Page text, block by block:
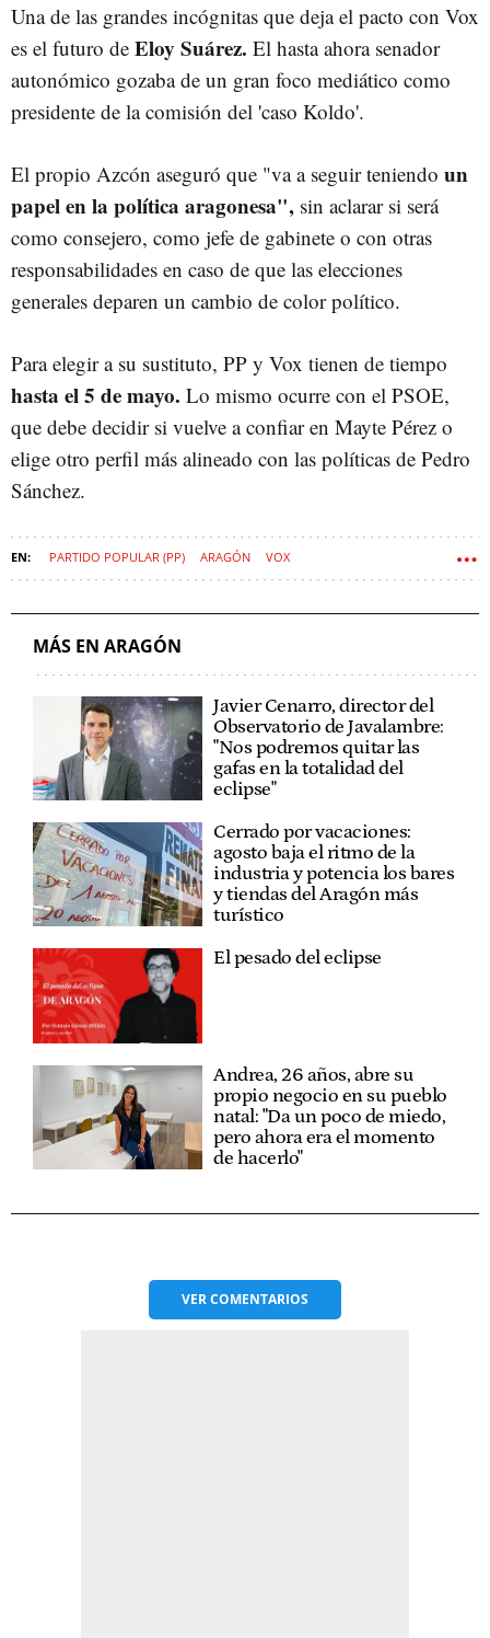
Una de las grandes incógnitas que deja el pacto con Vox
es el futuro de Eloy Suárez. El hasta ahora senador
autonómico gozaba de un gran foco mediático como
presidente de la comisión del 'caso Koldo'.
El propio Azcón aseguró que "va a seguir teniendo un
papel en la política aragonesa", sin aclarar si será
como consejero, como jefe de gabinete o con otras
responsabilidades en caso de que las elecciones
generales deparen un cambio de color político.
Para elegir a su sustituto, PP y Vox tienen de tiempo
hasta el 5 de mayo. Lo mismo ocurre con el PSOE,
que debe decidir si vuelve a confiar en Mayte Pérez o
elige otro perfil más alineado con las políticas de Pedro
Sánchez.
PARTIDO POPULAR (PP) ARAGÓN VOX
MÁS EN ARAGÓN
Javier Cenarro, director del
Observatorio de Javalambre:
"Nos podremos quitar las
gafas en la totalidad del
eclipse"
Cerrado por vacaciones:
agosto baja el ritmo de la
industria y potencia los bares
y tiendas del Aragón más
turístico
El pesado del eclipse
Andrea, 26 años, abre su
propio negocio en su pueblo
natal: "Da un poco de miedo,
pero ahora era el momento
de hacerlo"
VERCOMENTARIOS